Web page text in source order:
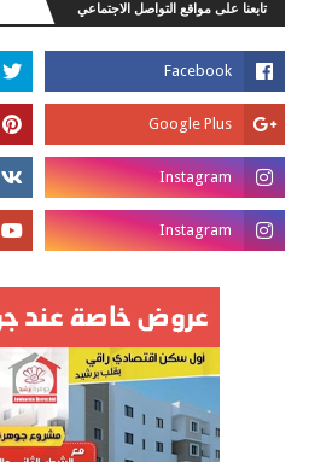
تابعنا على مواقع التواصل الاجتماعي